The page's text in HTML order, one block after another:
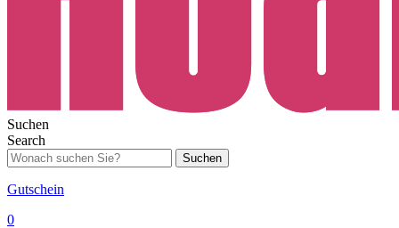
Suchen
Search
Suchen
Gutschein
0